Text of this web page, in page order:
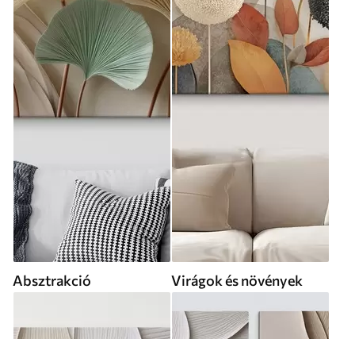
Absztrakció Virágok és növények